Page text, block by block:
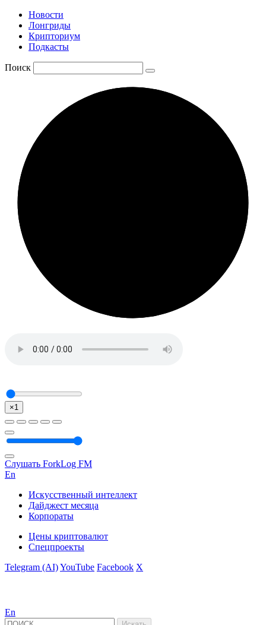
Новости
Лонгриды
Крипториум
Подкасты
Поиск
×1
Слушать ForkLog FM
En
Искусственный интеллект
Дайджест месяца
Корпораты
Цены криптовалют
Спецпроекты
Telegram (AI)YouTube Facebook X
En